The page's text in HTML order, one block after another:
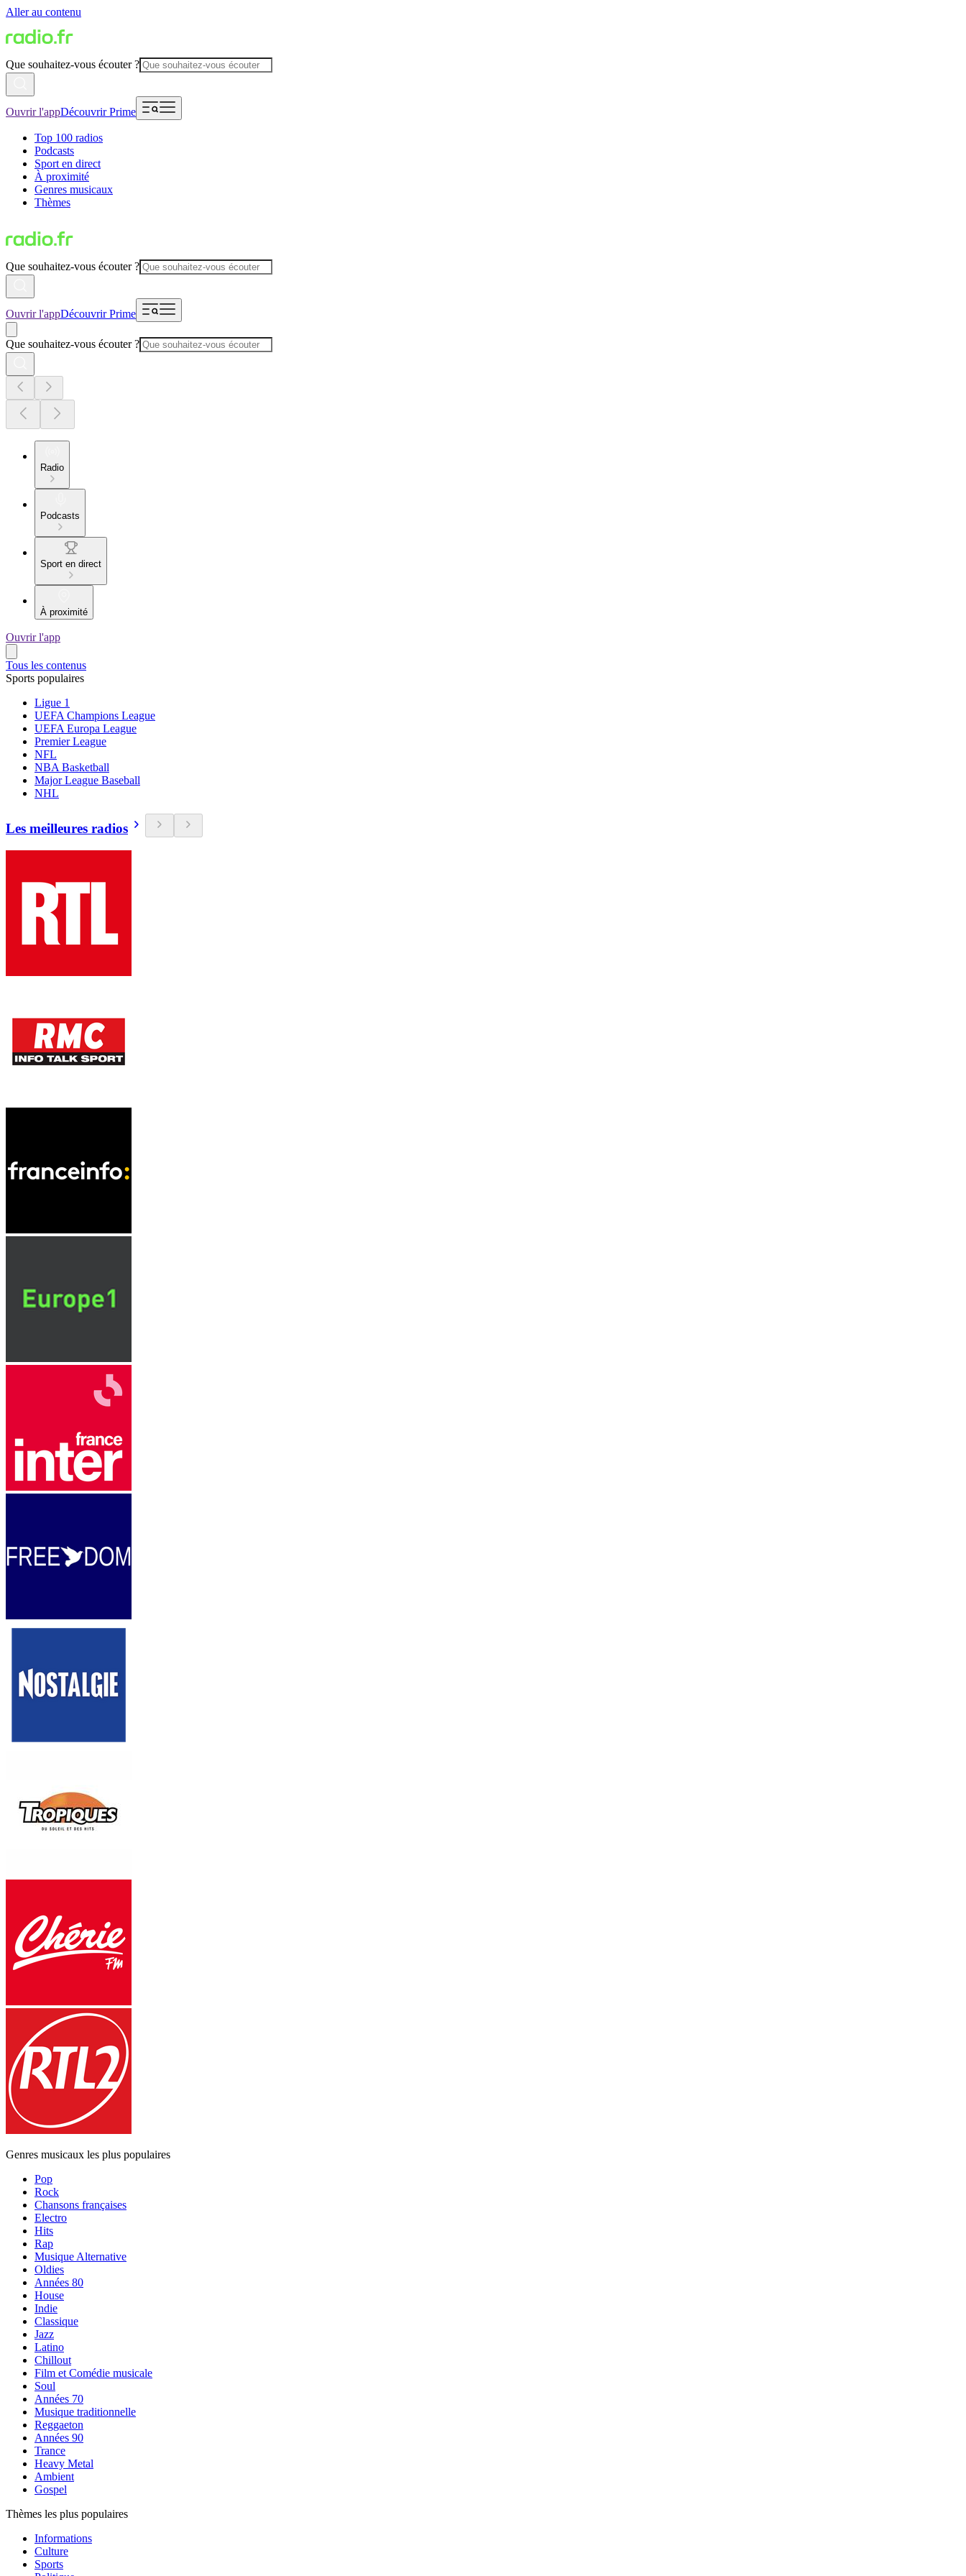
Aller au contenu
Que souhaitez-vous écouter ?
Ouvrir l'appDécouvrir Prime
Top 100 radios
Podcasts
Sport en direct
À proximité
Genres musicaux
Thèmes
Que souhaitez-vous écouter ?
Ouvrir l'appDécouvrir Prime
Que souhaitez-vous écouter ?
Radio
Podcasts
Sport en direct
À proximité
Ouvrir l'app
Tous les contenus
Sports populaires
Ligue 1
UEFA Champions League
UEFA Europa League
Premier League
NFL
NBA Basketball
Major League Baseball
NHL
Les meilleures radios
Genres musicaux les plus populaires
Pop
Rock
Chansons françaises
Electro
Hits
Rap
Musique Alternative
Oldies
Années 80
House
Indie
Classique
Jazz
Latino
Chillout
Film et Comédie musicale
Soul
Années 70
Musique traditionnelle
Reggaeton
Années 90
Trance
Heavy Metal
Ambient
Gospel
Thèmes les plus populaires
Informations
Culture
Sports